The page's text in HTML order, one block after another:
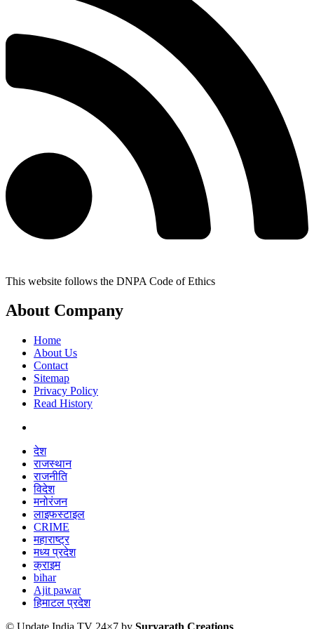
This website follows the DNPA Code of Ethics
About Company
Home
About Us
Contact
Sitemap
Privacy Policy
Read History
देश
राजस्थान
राजनीति
विदेश
मनोरंजन
लाइफस्टाइल
CRIME
महाराष्ट्र
मध्य प्रदेश
क्राइम
bihar
Ajit pawar
हिमाटल प्रदेश